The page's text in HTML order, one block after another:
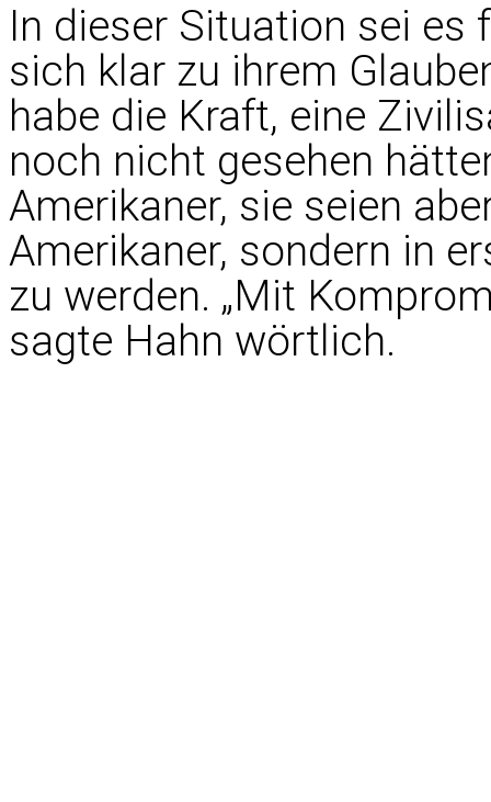
In dieser Situation sei es
sich klar zu ihrem
habe die Kraft, eine
noch nicht gesehen
Amerikaner, sie seien
Amerikaner, sondern in
zu werden. „Mit
sagte Hahn wörtlich.